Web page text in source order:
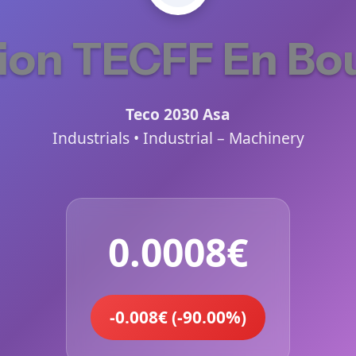
TECFF En
Teco 2030 Asa
Industrials • Industrial – Machinery
0.0008€
-0.008€ (-90.00%)